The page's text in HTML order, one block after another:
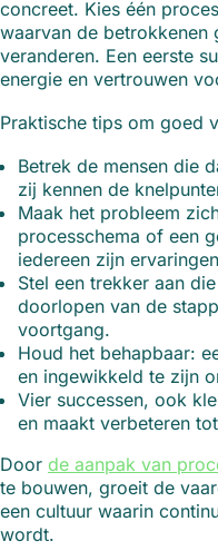
concreet. Kies één
waarvan de betrokkenen
veranderen. Een eerste
energie en vertrouwen
Praktische tips om goed
Betrek de mensen die
zij kennen de
Maak het probleem
processchema of een
iedereen zijn
Stel een trekker aan
doorlopen van de
voortgang.
Houd het behapbaar:
en ingewikkeld te zijn
Vier successen, ook
en maakt verbeteren
Door de aanpak van
te bouwen, groeit de
een cultuur waarin
wordt.